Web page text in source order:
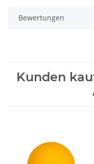
Bewertungen
Kunden